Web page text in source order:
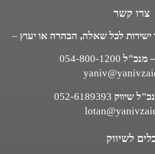
צרו קשר
ישירות לכל שאלה, הבהרה או יעוץ –
– מנכ"ל 054-800-1200
שיווק 052-6189393
לשיווק